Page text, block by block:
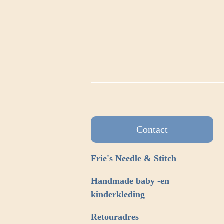
Contact
Frie's Needle & Stitch
Handmade baby -en
kinderkleding
Retouradres